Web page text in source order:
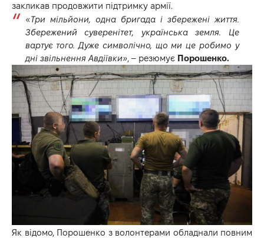
закликав продовжити підтримку армії.
«Три мільйони, одна бригада і збережені життя.
Збережений суверенітет, українська земля. Це
вартує того. Дуже символічно, що ми це робимо у
дні звільнення Авдіївки», – резюмує Порошенко.
Як відомо, Порошенко з волонтерами обладнали повним